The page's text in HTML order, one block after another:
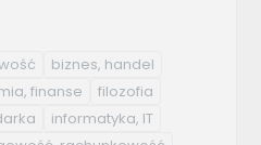
biznes, handel
finanse
filozofia
informatyka, IT